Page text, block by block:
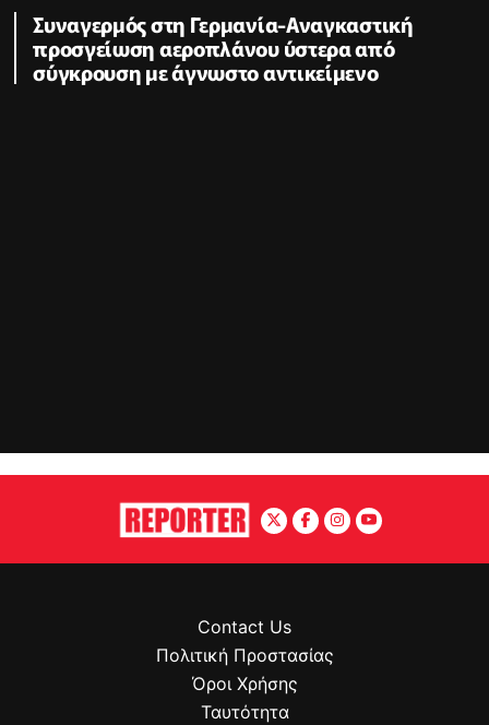
Συναγερμός στη Γερμανία-Αναγκαστική
προσγείωση αεροπλάνου ύστερα από
σύγκρουση με άγνωστο αντικείμενο
Contact Us
Πολιτική Προστασίας
Όροι Χρήσης
Ταυτότητα